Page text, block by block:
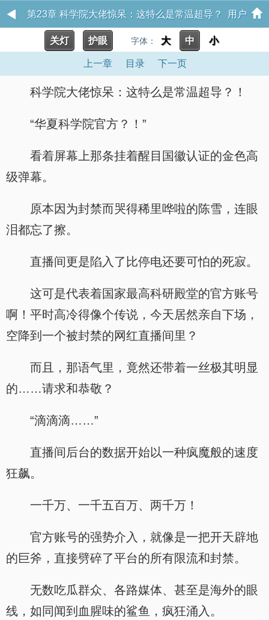
第23章 科学院大佬惊呆：这特么是常温超导？ 用户
15056959
关灯 护眼 字体： 大 中 小
上一章 目录 下一页
科学院大佬惊呆：这特么是常温超导？！
“华夏科学院官方？！”
看着屏幕上那条挂着醒目国徽认证的金色高
级弹幕。
原本因为封禁而哭得稀里哗啦的陈雪，连眼
泪都忘了擦。
直播间更是陷入了比停电还要可怕的死寂。
这可是代表着国家最高科研殿堂的官方账号
啊！平时高冷得像个传说，今天居然亲自下场，
空降到一个被封禁的网红直播间里？
而且，那语气里，竟然还带着一丝极其明显
的……请求和恭敬？
“滴滴滴……”
直播间后台的数据开始以一种疯魔般的速度
狂飙。
一千万、一千五百万、两千万！
官方账号的强势介入，就像是一把开天辟地
的巨斧，直接劈碎了平台的所有限流和封禁。
无数吃瓜群众、各路媒体、甚至是海外的眼
线，如同闻到血腥味的鲨鱼，疯狂涌入。